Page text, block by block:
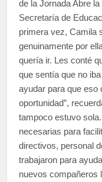
de la Jornada Abre
Secretaría de
primera vez, Camila
genuinamente por
quería ir. Les conté
que sentía que no
ayudar para que eso
oportunidad”,
tampoco estuvo
necesarias para
directivos, personal
trabajaron para
nuevos compañeros